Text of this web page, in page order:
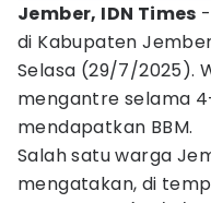
Jember, IDN Times
di Kabupaten
Selasa (29/7/2025).
mengantre selama
mendapatkan BBM.
Salah satu warga
mengatakan, di